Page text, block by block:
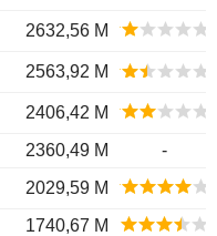
2632,56 M
2563,92 M
2406,42 M
2360,49 M
-
2029,59 M
1740,67 M